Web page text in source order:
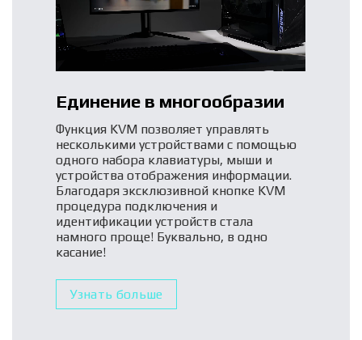
Единение в многообразии
Функция KVM позволяет управлять
несколькими устройствами с помощью
одного набора клавиатуры, мыши и
устройства отображения информации.
Благодаря эксклюзивной кнопке KVM
процедура подключения и
идентификации устройств стала
намного проще! Буквально, в одно
касание!
Узнать больше